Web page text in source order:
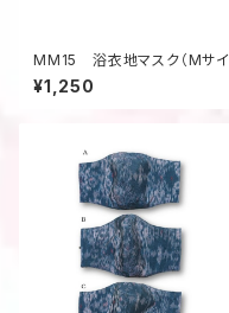
MM15 浴衣地マスク（Mサイ
ズ・蔦柄）
¥1,250